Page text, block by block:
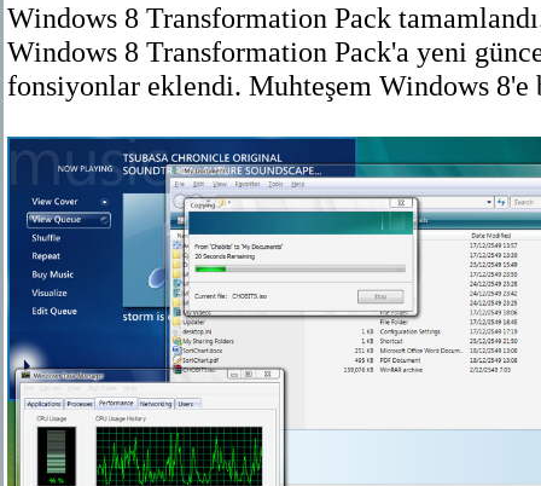
Windows 8 Transformation Pack
Windows 8 Transformation Pack'a yeni
fonsiyonlar eklendi. Muhteşem Windows 8'e